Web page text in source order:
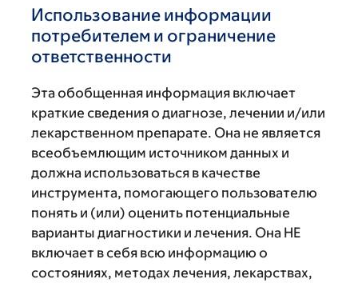
Использование информации
потребителем и ограничение
ответственности
Эта обобщенная информация включает
краткие сведения о диагнозе, лечении и/или
лекарственном препарате. Она не является
всеобъемлющим источником данных и
должна использоваться в качестве
инструмента, помогающего пользователю
понять и (или) оценить потенциальные
варианты диагностики и лечения. Она НЕ
включает в себя всю информацию о
состояниях, методах лечения, лекарствах,